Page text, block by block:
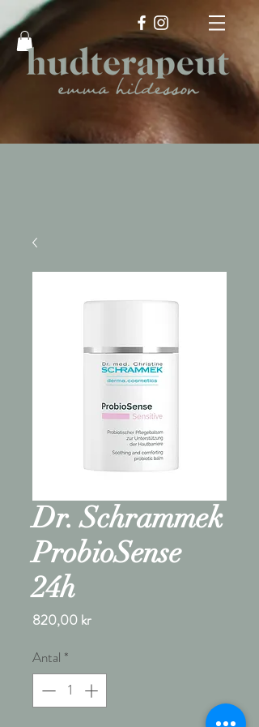
Dr. Schrammek
ProbioSense
24h
820,00 krPris
Antal *